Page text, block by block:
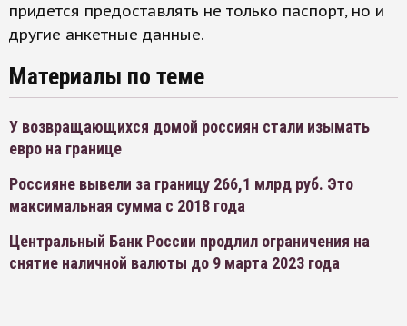
придется предоставлять не только паспорт, но и
другие анкетные данные.
Материалы по теме
У возвращающихся домой россиян стали изымать
евро на границе
Россияне вывели за границу 266,1 млрд руб. Это
максимальная сумма с 2018 года
Центральный Банк России продлил ограничения на
снятие наличной валюты до 9 марта 2023 года